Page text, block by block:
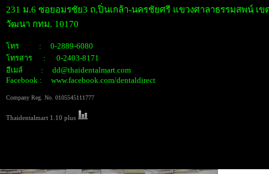
231 ม.6 ซอยอมรชัย3 ถ.ปิ่นเกล้า-นครชัยศรี แขวงศาลาธรรมสพน์ เข
วัฒนา กทม. 10170
โทร : 0-2889-6080
โทรสาร : 0-2403-8171
อีเมล์ : dd@thaidentalmart.com
Facebook : www.facebook.com/dentaldirect
Company Reg. No. 0105545111777
Thaidentalmart 1.10 plus